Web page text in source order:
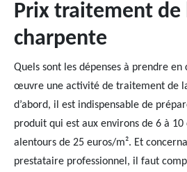
Prix traitement de
charpente
Quels sont les dépenses à prendre
œuvre une activité de traitement de
d’abord, il est indispensable de
produit qui est aux environs de 6 à
alentours de 25 euros/m². Et
prestataire professionnel, il faut